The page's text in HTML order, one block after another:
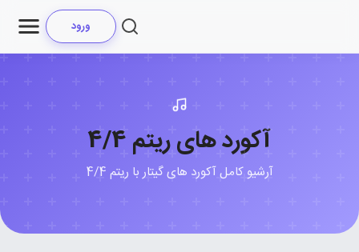
ورود
آکورد های ریتم 4/4
آرشیو کامل آکورد های گیتار با ریتم 4/4